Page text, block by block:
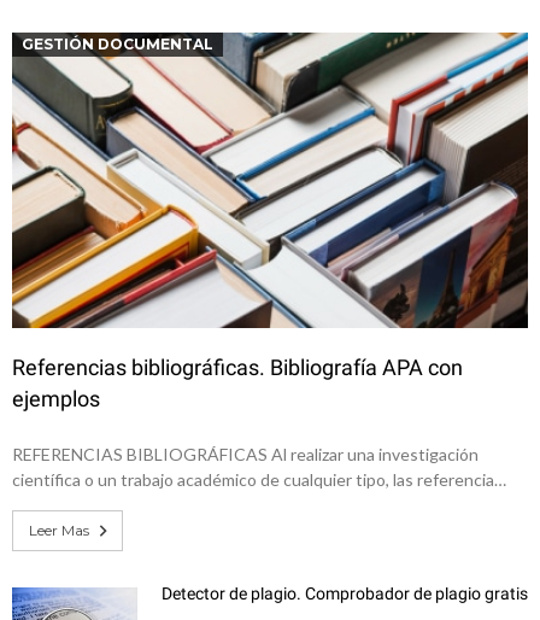
GESTIÓN DOCUMENTAL
Referencias bibliográficas. Bibliografía APA con
ejemplos
REFERENCIAS BIBLIOGRÁFICAS Al realizar una investigación
científica o un trabajo académico de cualquier tipo, las referencia…
Leer Mas
Detector de plagio. Comprobador de plagio gratis